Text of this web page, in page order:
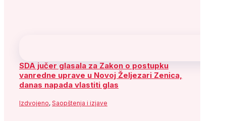
SDA jučer glasala za Zakon o postupku
vanredne uprave u Novoj Željezari Zenica,
danas napada vlastiti glas
Izdvojeno, Saopštenja i izjave